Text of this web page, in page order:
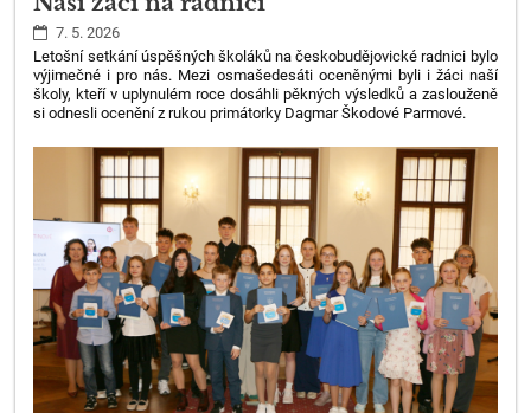
7. 5. 2026
Letošní setkání úspěšných školáků na českobudějovické radnici bylo
výjimečné i pro nás. Mezi osmašedesáti oceněnými byli i žáci naší
školy, kteří v uplynulém roce dosáhli pěkných výsledků a zaslouženě
si odnesli ocenění z rukou primátorky Dagmar Škodové Parmové.